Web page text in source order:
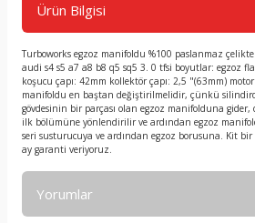
Ürün Bilgisi
Turboworks egzoz manifoldu %100 paslanmaz
audi s4 s5 a7 a8 b8 q5 sq5 3. 0 tfsi boyutlar: egzoz
koşucu çapı: 42mm kollektör çapı: 2,5 "(63mm)
manifoldu en baştan değiştirilmelidir, çünkü
gövdesinin bir parçası olan egzoz manifolduna
ilk bölümüne yönlendirilir ve ardından egzoz
seri susturucuya ve ardından egzoz borusuna. Kit
ay garanti veriyoruz.
Yorumlar